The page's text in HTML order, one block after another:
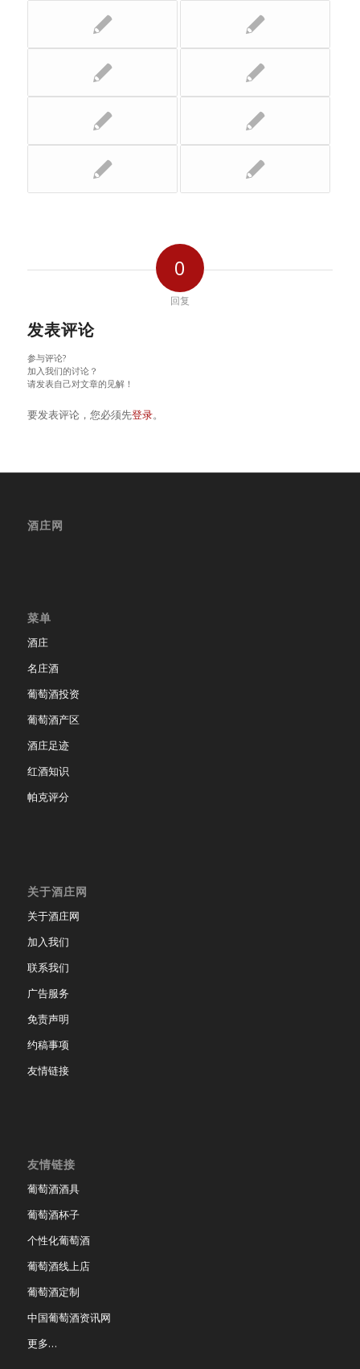
0
回复
发表评论
参与评论?
加入我们的讨论？
请发表自己对文章的见解！
要发表评论，您必须先登录。
酒庄网
菜单
酒庄
名庄酒
葡萄酒投资
葡萄酒产区
酒庄足迹
红酒知识
帕克评分
关于酒庄网
关于酒庄网
加入我们
联系我们
广告服务
免责声明
约稿事项
友情链接
友情链接
葡萄酒酒具
葡萄酒杯子
个性化葡萄酒
葡萄酒线上店
葡萄酒定制
中国葡萄酒资讯网
更多…